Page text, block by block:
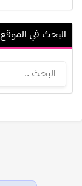
البحث في الموقع